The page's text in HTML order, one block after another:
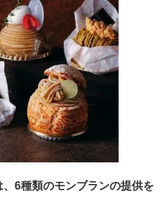
6種類のモンブランの提供を